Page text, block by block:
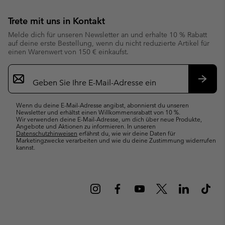
Trete mit uns in Kontakt
Melde dich für unseren Newsletter an und erhalte 10 % Rabatt
auf deine erste Bestellung, wenn du nicht reduzierte Artikel für
einen Warenwert von 150 € einkaufst.
Newsletter-
Anmeldung
Wenn du deine E-Mail-Adresse angibst, abonnierst du unseren
Newsletter und erhältst einen Willkommensrabatt von 10 %.
Wir verwenden deine E-Mail-Adresse, um dich über neue Produkte,
Angebote und Aktionen zu informieren. In unseren
Datenschutzhinweisen erfährst du, wie wir deine Daten für
Marketingzwecke verarbeiten und wie du deine Zustimmung widerrufen
kannst.